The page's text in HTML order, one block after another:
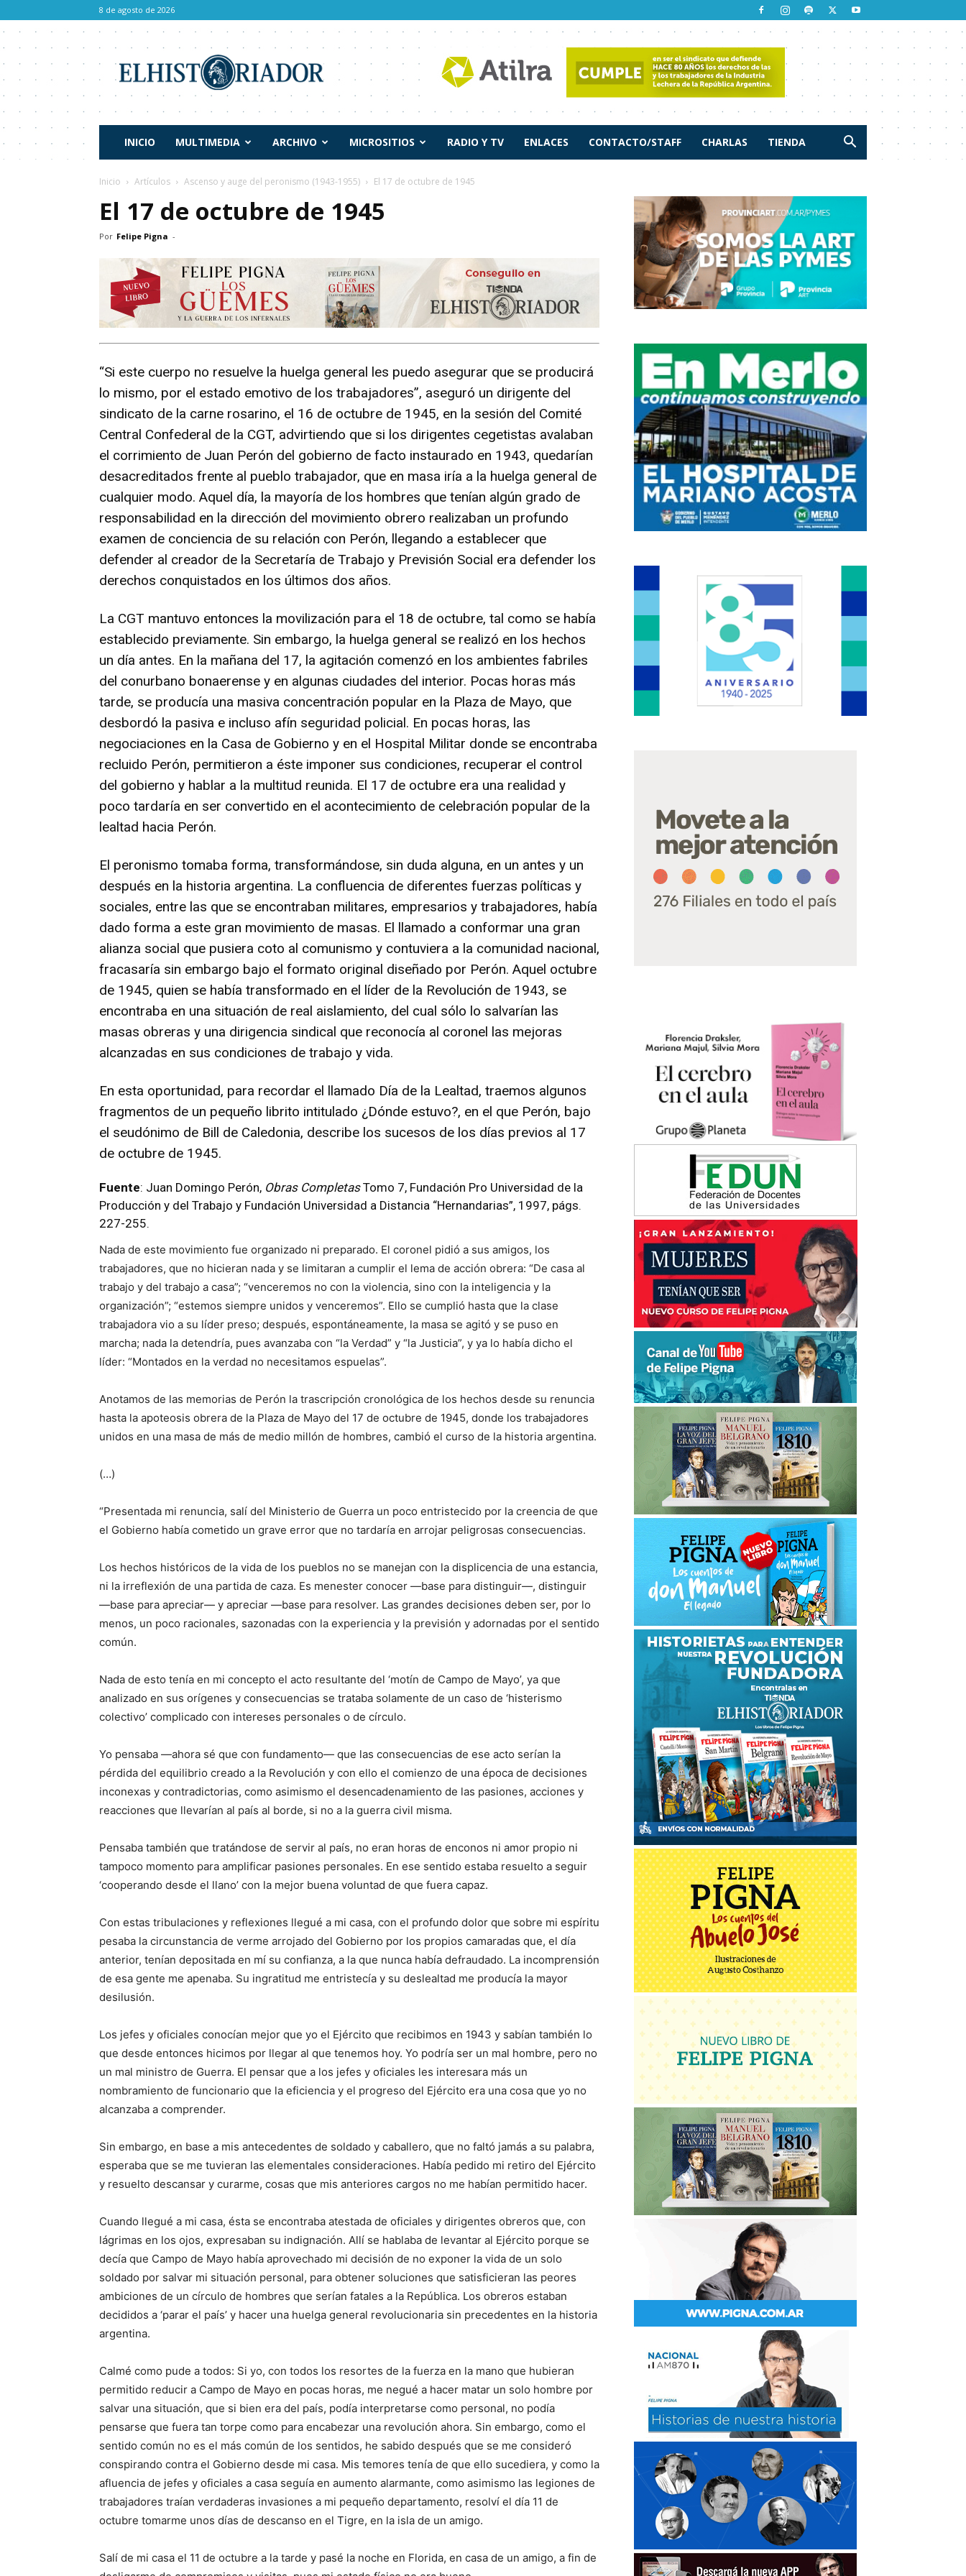
8 de agosto de 2026
Historiador
INICIO MULTIMEDIA ARCHIVO MICROSITIOS RADIO Y TV ENLACES CONTACTO/STAFF CHARLAS TIENDA
Inicio Artículos Ascenso y auge del peronismo (1943-1955) El 17 de octubre de 1945
El 17 de octubre de 1945
Por Felipe Pigna -
“Si este cuerpo no resuelve la huelga general les puedo asegurar que se producirá
lo mismo, por el estado emotivo de los trabajadores”, aseguró un dirigente del
sindicato de la carne rosarino, el 16 de octubre de 1945, en la sesión del Comité
Central Confederal de la CGT, advirtiendo que si los dirigentes cegetistas avalaban
el corrimiento de Juan Perón del gobierno de facto instaurado en 1943, quedarían
desacreditados frente al pueblo trabajador, que en masa iría a la huelga general de
cualquier modo. Aquel día, la mayoría de los hombres que tenían algún grado de
responsabilidad en la dirección del movimiento obrero realizaban un profundo
examen de conciencia de su relación con Perón, llegando a establecer que
defender al creador de la Secretaría de Trabajo y Previsión Social era defender los
derechos conquistados en los últimos dos años.
La CGT mantuvo entonces la movilización para el 18 de octubre, tal como se había
establecido previamente. Sin embargo, la huelga general se realizó en los hechos
un día antes. En la mañana del 17, la agitación comenzó en los ambientes fabriles
del conurbano bonaerense y en algunas ciudades del interior. Pocas horas más
tarde, se producía una masiva concentración popular en la Plaza de Mayo, que
desbordó la pasiva e incluso afín seguridad policial. En pocas horas, las
negociaciones en la Casa de Gobierno y en el Hospital Militar donde se encontraba
recluido Perón, permitieron a éste imponer sus condiciones, recuperar el control
del gobierno y hablar a la multitud reunida. El 17 de octubre era una realidad y
poco tardaría en ser convertido en el acontecimiento de celebración popular de la
lealtad hacia Perón.
El peronismo tomaba forma, transformándose, sin duda alguna, en un antes y un
después en la historia argentina. La confluencia de diferentes fuerzas políticas y
sociales, entre las que se encontraban militares, empresarios y trabajadores, había
dado forma a este gran movimiento de masas. El llamado a conformar una gran
alianza social que pusiera coto al comunismo y contuviera a la comunidad nacional,
fracasaría sin embargo bajo el formato original diseñado por Perón. Aquel octubre
de 1945, quien se había transformado en el líder de la Revolución de 1943, se
encontraba en una situación de real aislamiento, del cual sólo lo salvarían las
masas obreras y una dirigencia sindical que reconocía al coronel las mejoras
alcanzadas en sus condiciones de trabajo y vida.
En esta oportunidad, para recordar el llamado Día de la Lealtad, traemos algunos
fragmentos de un pequeño librito intitulado ¿Dónde estuvo?, en el que Perón, bajo
el seudónimo de Bill de Caledonia, describe los sucesos de los días previos al 17
de octubre de 1945.
Fuente: Juan Domingo Perón, Obras CompletasTomo 7, Fundación Pro Universidad de la
Producción y del Trabajo y Fundación Universidad a Distancia “Hernandarias”, 1997, págs.
227-255.
Nada de este movimiento fue organizado ni preparado. El coronel pidió a sus amigos, los
trabajadores, que no hicieran nada y se limitaran a cumplir el lema de acción obrera: “De casa al
trabajo y del trabajo a casa”; “venceremos no con la violencia, sino con la inteligencia y la
organización”; “estemos siempre unidos y venceremos”. Ello se cumplió hasta que la clase
trabajadora vio a su líder preso; después, espontáneamente, la masa se agitó y se puso en
marcha; nada la detendría, pues avanzaba con “la Verdad” y “la Justicia”, y ya lo había dicho el
líder: “Montados en la verdad no necesitamos espuelas”.
Anotamos de las memorias de Perón la trascripción cronológica de los hechos desde su renuncia
hasta la apoteosis obrera de la Plaza de Mayo del 17 de octubre de 1945, donde los trabajadores
unidos en una masa de más de medio millón de hombres, cambió el curso de la historia argentina.
(…)
“Presentada mi renuncia, salí del Ministerio de Guerra un poco entristecido por la creencia de que
el Gobierno había cometido un grave error que no tardaría en arrojar peligrosas consecuencias.
Los hechos históricos de la vida de los pueblos no se manejan con la displicencia de una estancia,
ni la irreflexión de una partida de caza. Es menester conocer —base para distinguir—, distinguir
—base para apreciar— y apreciar —base para resolver. Las grandes decisiones deben ser, por lo
menos, un poco racionales, sazonadas con la experiencia y la previsión y adornadas por el sentido
común.
Nada de esto tenía en mi concepto el acto resultante del ‘motín de Campo de Mayo’, ya que
analizado en sus orígenes y consecuencias se trataba solamente de un caso de ‘histerismo
colectivo’ complicado con intereses personales o de círculo.
Yo pensaba —ahora sé que con fundamento— que las consecuencias de ese acto serían la
pérdida del equilibrio creado a la Revolución y con ello el comienzo de una época de decisiones
inconexas y contradictorias, como asimismo el desencadenamiento de las pasiones, acciones y
reacciones que llevarían al país al borde, si no a la guerra civil misma.
Pensaba también que tratándose de servir al país, no eran horas de enconos ni amor propio ni
tampoco momento para amplificar pasiones personales. En ese sentido estaba resuelto a seguir
‘cooperando desde el llano’ con la mejor buena voluntad de que fuera capaz.
Con estas tribulaciones y reflexiones llegué a mi casa, con el profundo dolor que sobre mi espíritu
pesaba la circunstancia de verme arrojado del Gobierno por los propios camaradas que, el día
anterior, tenían depositada en mí su confianza, a la que nunca había defraudado. La incomprensión
de esa gente me apenaba. Su ingratitud me entristecía y su deslealtad me producía la mayor
desilusión.
Los jefes y oficiales conocían mejor que yo el Ejército que recibimos en 1943 y sabían también lo
que desde entonces hicimos por llegar al que tenemos hoy. Yo podría ser un mal hombre, pero no
un mal ministro de Guerra. El pensar que a los jefes y oficiales les interesara más un
nombramiento de funcionario que la eficiencia y el progreso del Ejército era una cosa que yo no
alcanzaba a comprender.
Sin embargo, en base a mis antecedentes de soldado y caballero, que no faltó jamás a su palabra,
esperaba que se me tuvieran las elementales consideraciones. Había pedido mi retiro del Ejército
y resuelto descansar y curarme, cosas que mis anteriores cargos no me habían permitido hacer.
Cuando llegué a mi casa, ésta se encontraba atestada de oficiales y dirigentes obreros que, con
lágrimas en los ojos, expresaban su indignación. Allí se hablaba de levantar al Ejército porque se
decía que Campo de Mayo había aprovechado mi decisión de no exponer la vida de un solo
soldado por salvar mi situación personal, para obtener soluciones que satisficieran las peores
ambiciones de un círculo de hombres que serían fatales a la República. Los obreros estaban
decididos a ‘parar el país’ y hacer una huelga general revolucionaria sin precedentes en la historia
argentina.
Calmé como pude a todos: Si yo, con todos los resortes de la fuerza en la mano que hubieran
permitido reducir a Campo de Mayo en pocas horas, me negué a hacer matar un solo hombre por
salvar una situación, que si bien era del país, podía interpretarse como personal, no podía
pensarse que fuera tan torpe como para encabezar una revolución ahora. Sin embargo, como el
sentido común no es el más común de los sentidos, he sabido después que se me consideró
conspirando contra el Gobierno desde mi casa. Mis temores tenía de que ello sucediera, y como la
afluencia de jefes y oficiales a casa seguía en aumento alarmante, como asimismo las legiones de
trabajadores traían verdaderas invasiones a mi pequeño departamento, resolví el día 11 de
octubre tomarme unos días de descanso en el Tigre, en la isla de un amigo.
Salí de mi casa el 11 de octubre a la tarde y pasé la noche en Florida, en casa de un amigo, a fin de